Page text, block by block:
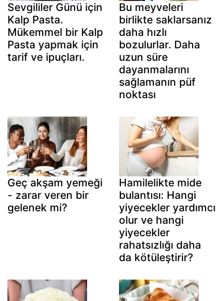
Sevgililer Günü için
Kalp Pasta.
Mükemmel bir Kalp
Pasta yapmak için
tarif ve ipuçları.
Bu meyveleri
birlikte saklarsanız
daha hızlı
bozulurlar. Daha
uzun süre
dayanmalarını
sağlamanın püf
noktası
Geç akşam yemeği
- zarar veren bir
gelenek mi?
Hamilelikte mide
bulantısı: Hangi
yiyecekler yardımcı
olur ve hangi
yiyecekler
rahatsızlığı daha
da kötüleştirir?